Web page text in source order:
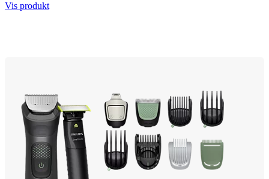
Vis produkt